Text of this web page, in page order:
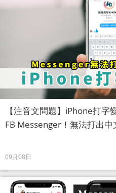
【注音文問題】iPhone打
FB Messenger！無法打出中
09月08日